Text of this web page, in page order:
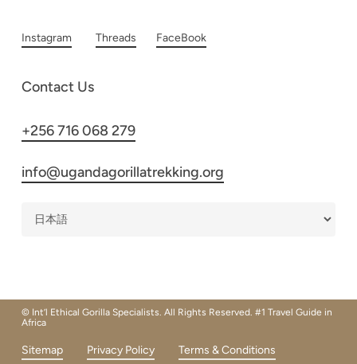
Instagram Threads FaceBook
Contact Us
+256 716 068 279
info@ugandagorillatrekking.org
© Int’l Ethical Gorilla Specialists. All Rights Reserved. #1 Travel Guide in
Africa
Sitemap Privacy Policy Terms & Conditions